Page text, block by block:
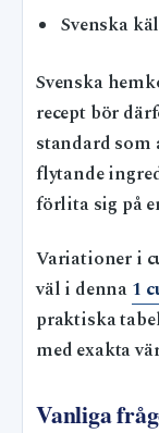
Svenska
Svenska
recept bör
standard
flytande
förlita sig på
Variationer i
väl i denna 1
praktiska
med exakta
Vanliga